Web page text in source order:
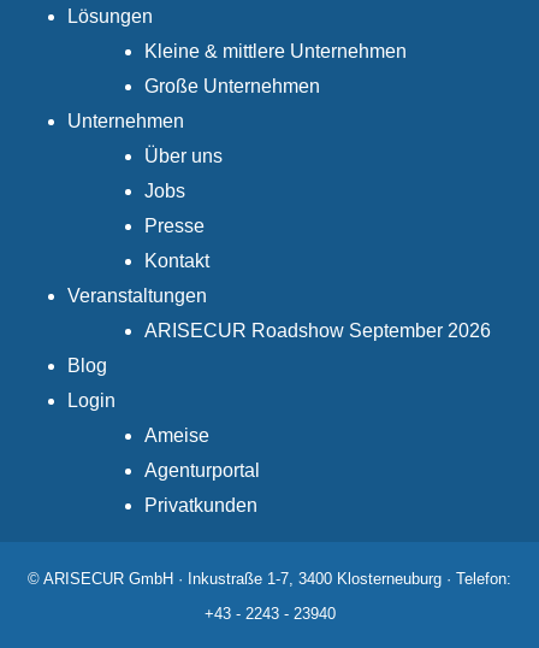
Lösungen
Kleine & mittlere Unternehmen
Große Unternehmen
Unternehmen
Über uns
Jobs
Presse
Kontakt
Veranstaltungen
ARISECUR Roadshow September 2026
Blog
Login
Ameise
Agenturportal
Privatkunden
© ARISECUR GmbH · Inkustraße 1-7, 3400 Klosterneuburg · Telefon:
+43 - 2243 - 23940